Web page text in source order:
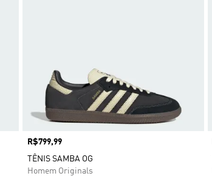
Preço
R$799,99
TÊNIS SAMBA OG
Homem Originals